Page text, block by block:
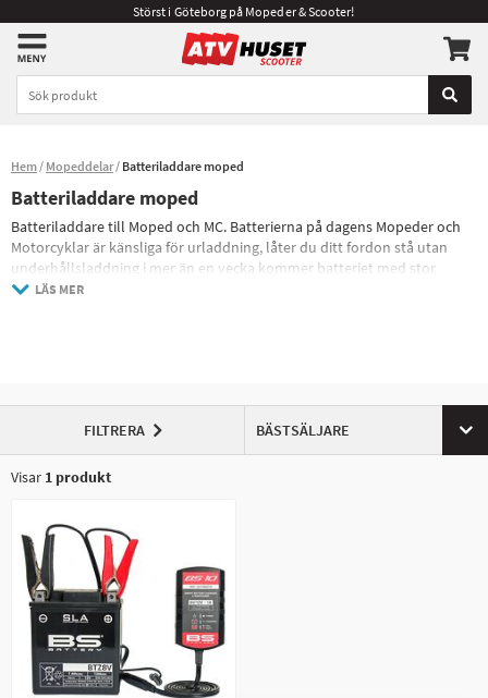
Störst i Göteborg på Mopeder & Scooter!
Hem Mopeddelar Batteriladdare moped
Batteriladdare moped
Batteriladdare till Moped och MC. Batterierna på dagens Mopeder och
Motorcyklar är känsliga för urladdning, låter du ditt fordon stå utan
underhållsladdning i mer än en vecka kommer batteriet med stor
sannolikhet att börja ladda ur sig.
LÄS MER
FILTRERA BÄSTSÄLJARE
Visar 1 produkt